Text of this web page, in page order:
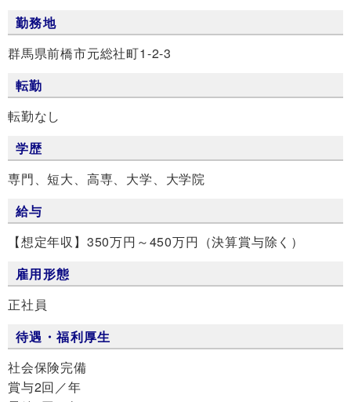
勤務地
群馬県前橋市元総社町1-2-3
転勤
転勤なし
学歴
専門、短大、高専、大学、大学院
給与
【想定年収】350万円～450万円（決算賞与除く）
雇用形態
正社員
待遇・福利厚生
社会保険完備
賞与2回／年